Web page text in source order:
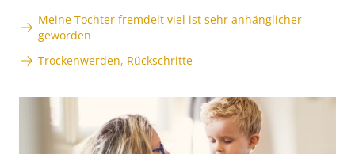
Meine Tochter fremdelt viel ist sehr anhänglicher
geworden
Trockenwerden, Rückschritte